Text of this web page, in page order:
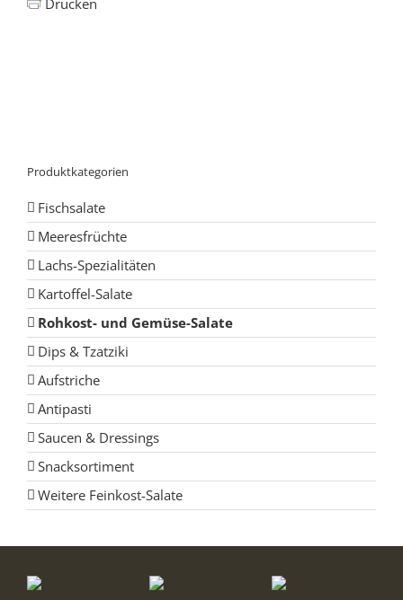
Drucken
Produktkategorien
Fischsalate
Meeresfrüchte
Lachs-Spezialitäten
Kartoffel-Salate
Rohkost- und Gemüse-Salate
Dips & Tzatziki
Aufstriche
Antipasti
Saucen & Dressings
Snacksortiment
Weitere Feinkost-Salate